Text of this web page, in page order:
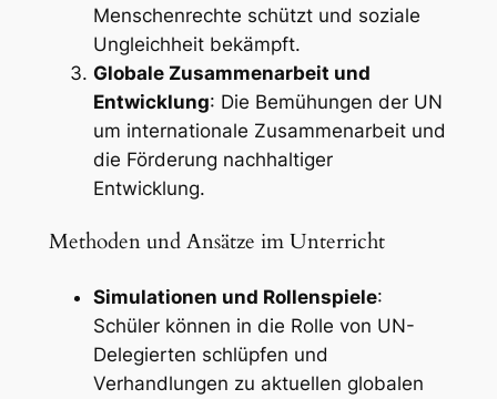
Menschenrechte schützt und soziale
Ungleichheit bekämpft.
Globale Zusammenarbeit und
Entwicklung: Die Bemühungen der UN
um internationale Zusammenarbeit und
die Förderung nachhaltiger
Entwicklung.
Methoden und Ansätze im Unterricht
Simulationen und Rollenspiele:
Schüler können in die Rolle von UN-
Delegierten schlüpfen und
Verhandlungen zu aktuellen globalen